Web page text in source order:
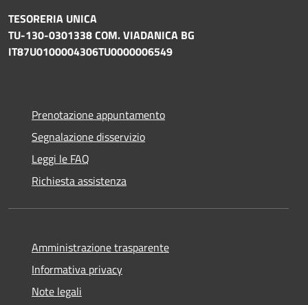
TESORERIA UNICA
TU-130-0301338 COM. VIADANICA BG
IT87U0100004306TU0000006549
Prenotazione appuntamento
Segnalazione disservizio
Leggi le FAQ
Richiesta assistenza
Amministrazione trasparente
Informativa privacy
Note legali